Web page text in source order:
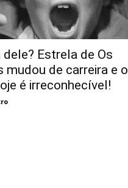
dele? Estrela de Os
mudou de carreira e o
é irreconhecível!